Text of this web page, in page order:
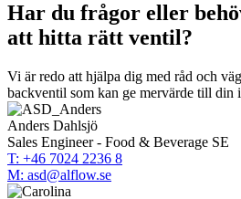
Har du frågor eller
att hitta rätt ventil?
Vi är redo att hjälpa dig med råd och
backventil som kan ge mervärde till din
Anders Dahlsjö
Sales Engineer - Food & Beverage SE
T: +46 7024 2236 8
M: asd@alflow.se